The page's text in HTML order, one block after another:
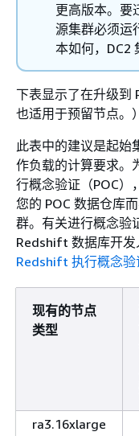
更高版本。要
源集群必须运
本如何，DC2
下表显示了在升级到
也适用于预留节点。）
此表中的建议是起始
作负载的计算要求。
行概念验证（POC）
您的 POC 数据仓库
群。有关进行概念验
Redshift 数据库开发
Redshift 执行概念验
现有的节点
类型
ra3.16xlarge